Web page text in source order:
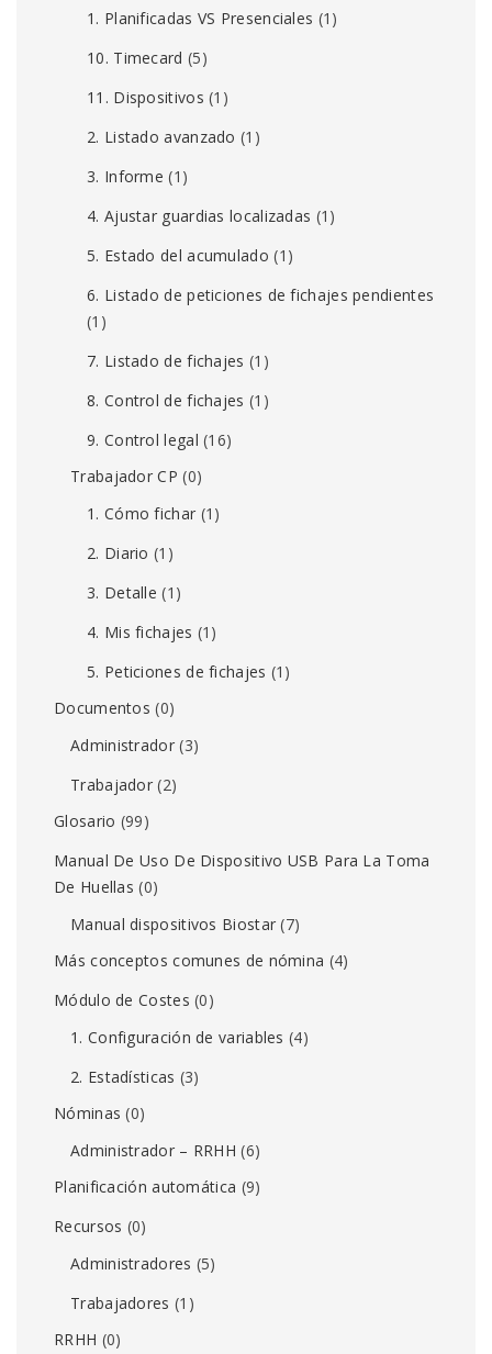
1. Planificadas VS Presenciales (1)
10. Timecard (5)
11. Dispositivos (1)
2. Listado avanzado (1)
3. Informe (1)
4. Ajustar guardias localizadas (1)
5. Estado del acumulado (1)
6. Listado de peticiones de fichajes pendientes
(1)
7. Listado de fichajes (1)
8. Control de fichajes (1)
9. Control legal (16)
Trabajador CP (0)
1. Cómo fichar (1)
2. Diario (1)
3. Detalle (1)
4. Mis fichajes (1)
5. Peticiones de fichajes (1)
Documentos (0)
Administrador(3)
Trabajador (2)
Glosario (99)
Manual De Uso De Dispositivo USB Para La Toma
De Huellas (0)
Manual dispositivos Biostar (7)
Más conceptos comunes de nómina (4)
Módulo de Costes (0)
1. Configuración de variables (4)
2. Estadísticas (3)
Nóminas (0)
Administrador – RRHH (6)
Planificación automática (9)
Recursos (0)
Administradores (5)
Trabajadores (1)
RRHH (0)